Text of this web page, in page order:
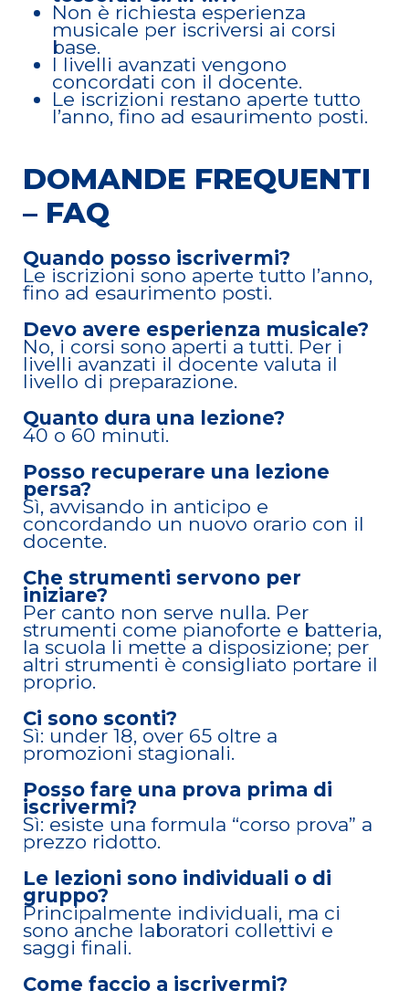
Non è richiesta esperienza
musicale per iscriversi ai corsi
base.
I livelli avanzati vengono
concordati con il docente.
Le iscrizioni restano aperte tutto
l’anno, fino ad esaurimento posti.
DOMANDE FREQUENTI
– FAQ
Quando posso iscrivermi?
Le iscrizioni sono aperte tutto l’anno,
fino ad esaurimento posti.
Devo avere esperienza musicale?
No, i corsi sono aperti a tutti. Per i
livelli avanzati il docente valuta il
livello di preparazione.
Quanto dura una lezione?
40 o 60 minuti.
Posso recuperare una lezione
persa?
Sì, avvisando in anticipo e
concordando un nuovo orario con il
docente.
Che strumenti servono per
iniziare?
Per canto non serve nulla. Per
strumenti come pianoforte e batteria,
la scuola li mette a disposizione; per
altri strumenti è consigliato portare il
proprio.
Ci sono sconti?
Sì: under 18, over 65 oltre a
promozioni stagionali.
Posso fare una prova prima di
iscrivermi?
Sì: esiste una formula “corso prova” a
prezzo ridotto.
Le lezioni sono individuali o di
gruppo?
Principalmente individuali, ma ci
sono anche laboratori collettivi e
saggi finali.
Come faccio a iscrivermi?